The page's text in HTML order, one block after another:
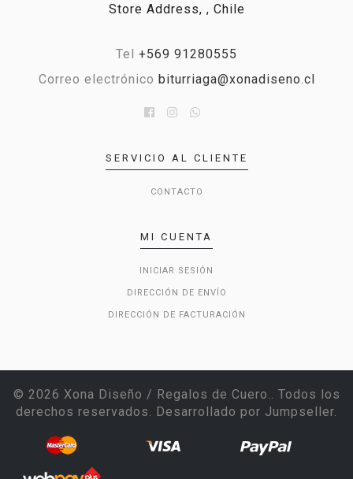
Store Address, , Chile
Tel +569 91280555
Correo electrónico biturriaga@xonadiseno.cl
SERVICIO AL CLIENTE
CONTACTO
MI CUENTA
INICIAR SESIÓN
DIRECCIÓN DE ENVÍO
DIRECCIÓN DE FACTURACIÓN
© 2026 Xona Diseño / Regalos de Cuero.. Todos los
derechos reservados. Desarrollado por Jumpseller.